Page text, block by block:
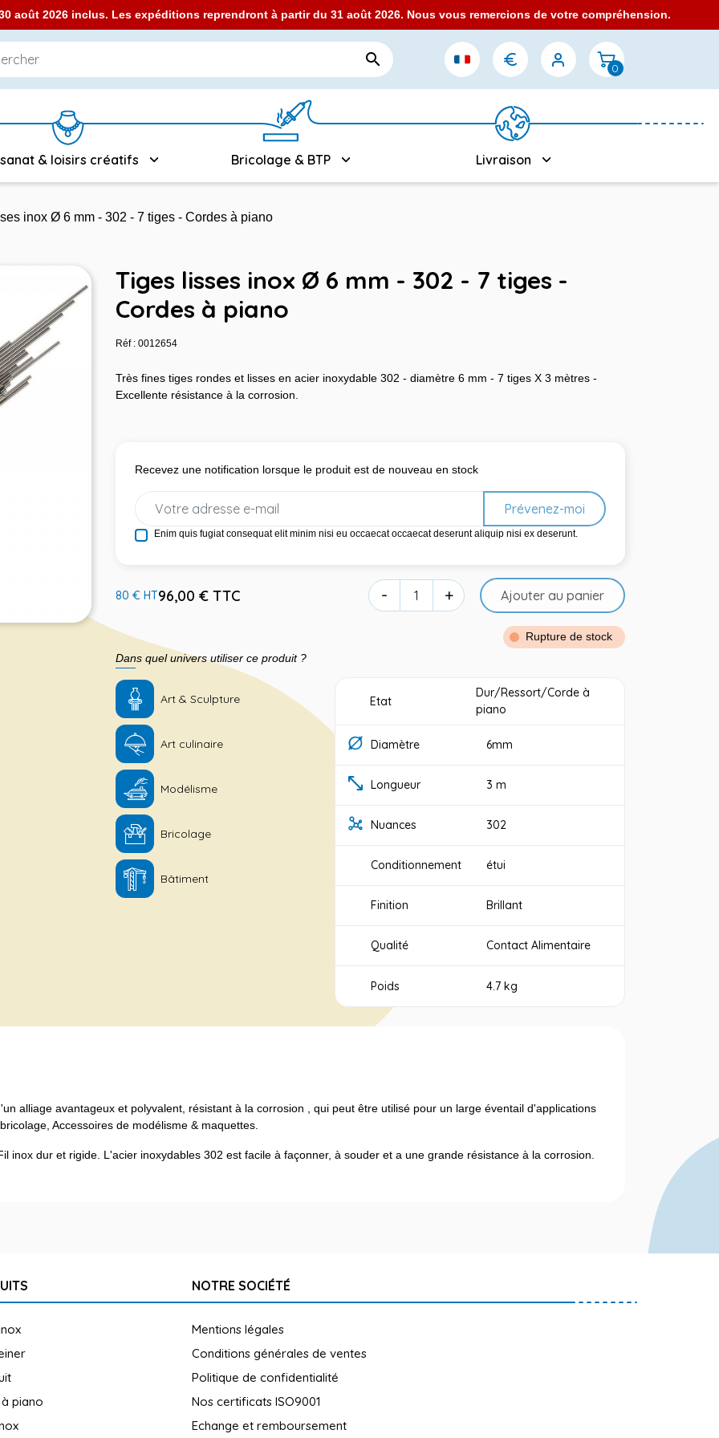
août 2026 inclus. Les expéditions reprendront à partir du 31 août 2026. Nous vous remercions de votre compréhension.
 0
& loisirs créatifs Bricolage & BTP Livraison
inox Ø 6 mm - 302 - 7 tiges - Cordes à piano
Tiges lisses inox Ø 6 mm - 302 - 7 tiges -
Cordes à piano
Réf : 0012654
Très fines tiges rondes et lisses en acier inoxydable 302 - diamètre 6 mm - 7 tiges X 3 mètres -
Excellente résistance à la corrosion.
Recevez une notification lorsque le produit est de nouveau en stock
Prévenez-moi
Enim quis fugiat consequat elit minim nisi eu occaecat occaecat deserunt aliquip nisi ex deserunt.
80 € HT96,00 € TTC - + Ajouter au panier
Rupture de stock
Dans quel univers utiliser ce produit ?
Art & Sculpture
Art culinaire
Modélisme
Bricolage
Bâtiment
Etat
Dur/Ressort/Corde à
piano
Diamètre 6mm
Longueur 3 m
Nuances 302
Conditionnement étui
Finition Brillant
Qualité Contact Alimentaire
Poids 4.7 kg
alliage avantageux et polyvalent, résistant à la corrosion , qui peut être utilisé pour un large éventail d'applications
Accessoires de modélisme & maquettes.
inox dur et rigide. L'acier inoxydables 302 est facile à façonner, à souder et a une grande résistance à la corrosion.
piano
NOTRE SOCIÉTÉ
Mentions légales
Conditions générales de ventes
Politique de confidentialité
Nos certificats ISO9001
Echange et remboursement